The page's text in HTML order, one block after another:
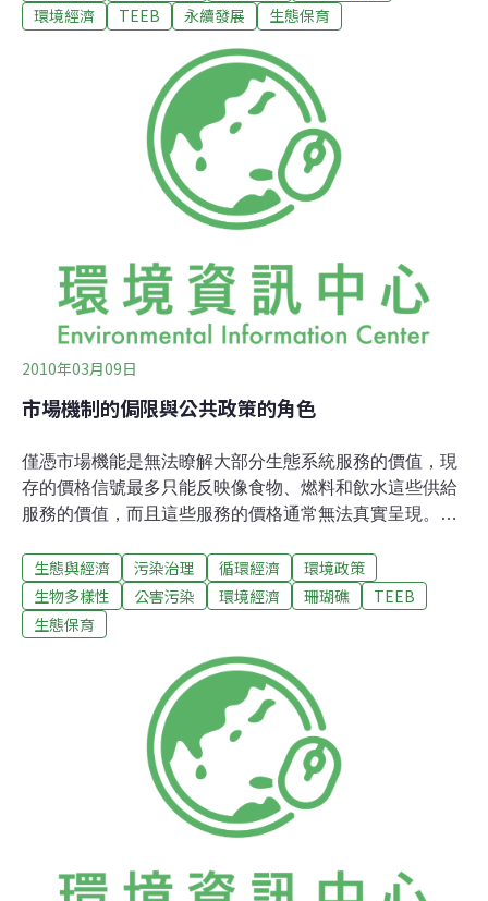
產和經濟服務流量那樣，測量自然資本，就無法對自然資
對生物多樣性與生態系統進行更好得測量對決策者而言，
建立指標非常有用，因為透過指標，決策者可以了解自然
資源的現狀和目前影響自然資源的某些趨勢，因而能對自
然資源進行更有效的管理與運用。在TEEB D0第三章中，
就提供了許多指標與呈現的方法。雖然測量與監測生物多
樣性的重要性早已被承認，但現有的資料不只不夠，而且
還太雜亂。我們需努力創造能引人注意的指標，來呈現整
系統和其供給服務的範圍與狀態，以及在現有基
環境經濟
TEEB 永續發展 生態保育
2010年03月09日
市場機制的侷限與公共政策的角色
僅憑市場機能是無法瞭解大部分生態系統服務的價值，現
存的價格信號最多只能反映像食物、燃料和飲水這些供給
服務的價值，而且這些服務的價格通常無法真實呈現。實
式讓人們享用。 除了觀光等少數特例之外，其他生態系統
服務的價值通常未能反映在市場機制上。會造成這種情
況，主要與生態系統服務的性質有關。許多生態系統服務
屬於公共財，或具有社會公益性質，可以讓每個人都使
用，而且並沒有可與之競爭的服務提供者。此外，生態系
統服務帶來的利益，會因不同的時空下不同人的感受而有
所差異。會影響生物多樣性的公共或私人決策，多半只會
考量像流域保護這類限於特定小範圍地理區內的利益，而
常會忽略像糧食與飲水供給這類的公共利益。即使當地民
眾的生計已面臨危機，這些決策仍會偏向提升私人利益，
例如鼓勵商業性的森林砍伐。此外，決策者常會短視近
生態與經濟 污染治理 循環經濟
環境政策
生物多樣性
公害污染 環境經濟 珊瑚礁
TEEB
生態保育